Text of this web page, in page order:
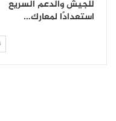
للجيش والدعم السريع
استعدادًا لمعارك…